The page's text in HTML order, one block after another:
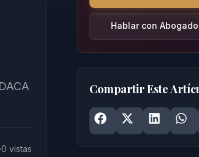
0 vistas
Hablar con Abogado
Compartir Este
Share onFacebook
Share onX
Share on